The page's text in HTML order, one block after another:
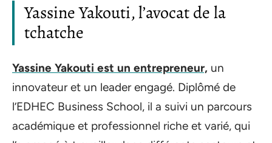
Yassine Yakouti, l’avocat de la
tchatche
Yassine Yakouti est un entrepreneur, un
innovateur et un leader engagé. Diplômé de
l’EDHEC Business School, il a suivi un parcours
académique et professionnel riche et varié, qui